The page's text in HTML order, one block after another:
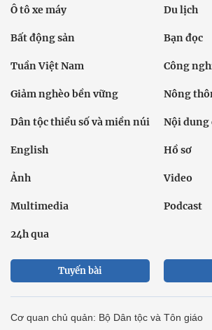
Ô tô xe máy Du lịch
Bất động sản Bạn đọc
Tuần Việt Nam Công
Giảm nghèo bền vững Nông
Dân tộc thiểu số và miền núi Nội dung
English Hồ sơ
Ảnh Video
Multimedia Podcast
24h qua
Tuyến bài
Cơ quan chủ quản: Bộ Dân tộc và Tôn giáo